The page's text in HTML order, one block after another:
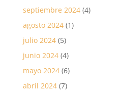
septiembre 2024(4)
agosto 2024(1)
julio 2024(5)
junio 2024(4)
mayo 2024(6)
abril 2024(7)